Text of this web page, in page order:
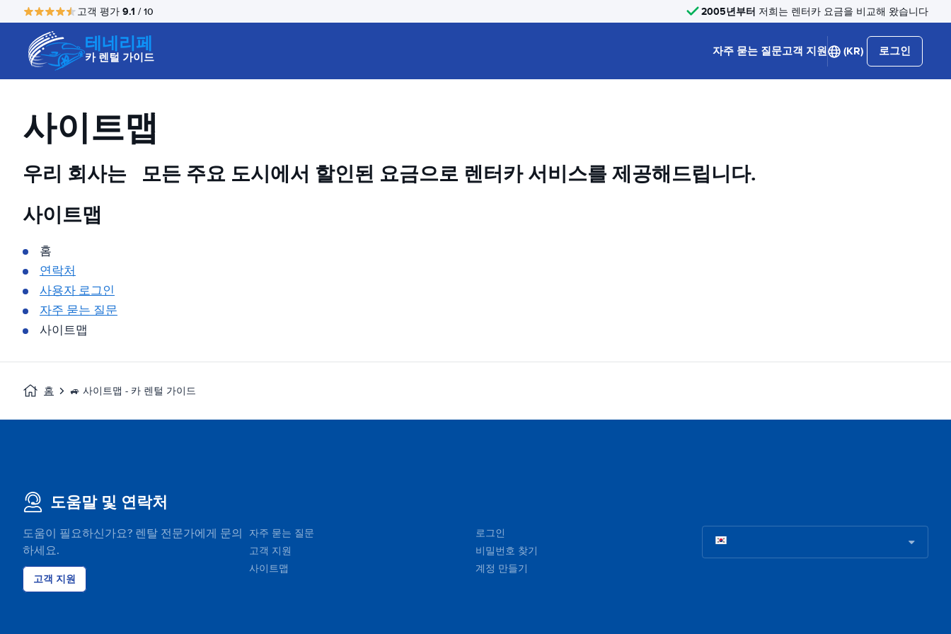
고객 평가 9.1 / 10 2005년부터 저희는 렌터카 요금을 비교해 왔습니다
테네리페
카 렌털 가이드 자주 묻는 질문고객 지원 (KR) 로그인
사이트맵
우리 회사는
모든 주요 도시에서 할인된 요금으로 렌터카 서비스를 제공해드립니다.
사이트맵
홈
연락처
사용자 로그인
자주 묻는 질문
사이트맵
홈 🚙 사이트맵 - 카 렌털 가이드
도움말 및 연락처
도움이 필요하신가요? 렌탈 전문가에게 문의
하세요.
고객 지원
자주 묻는 질문
고객 지원
사이트맵
로그인
비밀번호 찾기
계정 만들기